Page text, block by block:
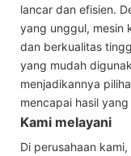
lancar dan efisien.
yang unggul, mesin
dan berkualitas
yang mudah
menjadikannya
mencapai hasil
Kami melayani
Di perusahaan